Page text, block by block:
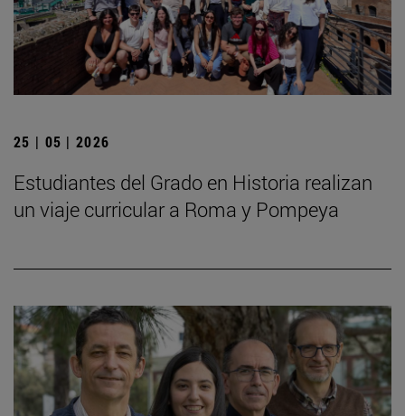
25 | 05 | 2026
Estudiantes del Grado en Historia realizan
un viaje curricular a Roma y Pompeya